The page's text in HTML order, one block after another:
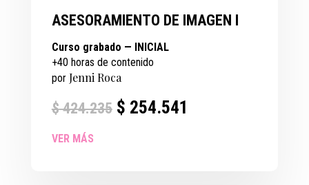
ASESORAMIENTO DE IMAGEN I
Curso grabado — INICIAL
+40 horas de contenido
por Jenni Roca
$424.235 $ 254.541
VER MÁS